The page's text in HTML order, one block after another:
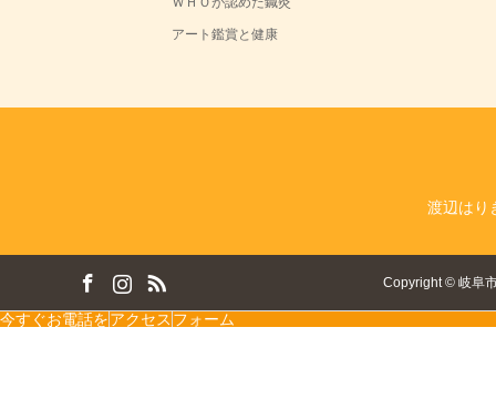
アート鑑賞と健康
渡辺はり
Copyright© 岐阜
今すぐお電話をアクセス フォーム